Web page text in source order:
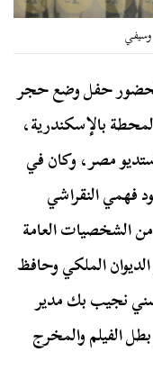
لحضور حفل وضع حجر
بالإسكندرية،
مصر، وكان في
فهمي النقراشي
الشخصيات العامة
الملكي وحافظ
نجيب بك مدير
الفيلم والمخرج